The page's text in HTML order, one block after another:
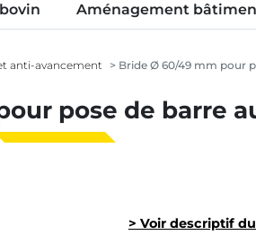
Aménagement
anti-avancement Bride Ø 60/49 mm pour
pose de barre
> Voir descriptif